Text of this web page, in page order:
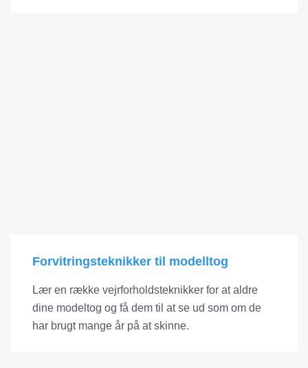
Forvitringsteknikker til modelltog
Lær en række vejrforholdsteknikker for at aldre
dine modeltog og få dem til at se ud som om de
har brugt mange år på at skinne.